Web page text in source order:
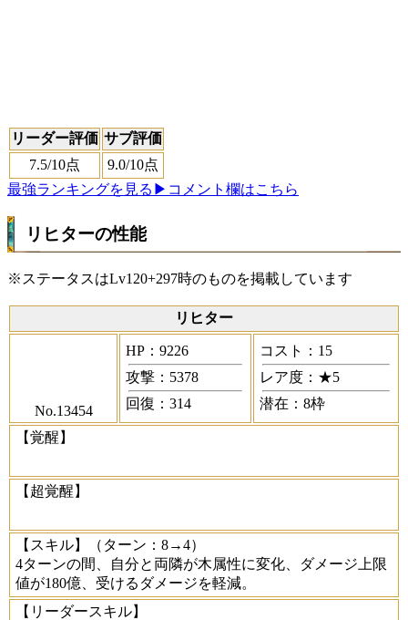
リーダー評価 サブ評価
7.5/10点 9.0/10点
最強ランキングを見る ▶コメント欄はこちら
リヒターの性能
※ステータスはLv120+297時のものを掲載しています
リヒター
No.13454
HP：9226
攻撃：5378
回復：314
コスト：15
レア度：★5
潜在：8枠
【覚醒】
【超覚醒】
【スキル】
（ターン：8→4）
4ターンの間、自分と両隣が木属性に変化、ダメージ上限
値が180億、受けるダメージを軽減。
【リーダースキル】